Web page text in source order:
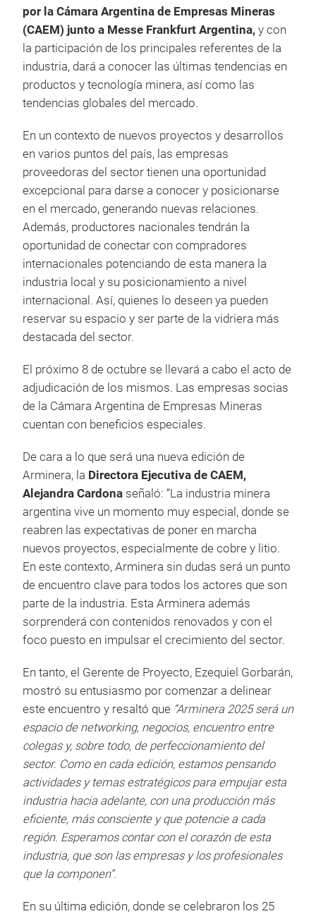
por la Cámara Argentina de Empresas Mineras
(CAEM) junto a Messe Frankfurt Argentina, y con
la participación de los principales referentes de la
industria, dará a conocer las últimas tendencias en
productos y tecnología minera, así como las
tendencias globales del mercado.
En un contexto de nuevos proyectos y desarrollos
en varios puntos del país, las empresas
proveedoras del sector tienen una oportunidad
excepcional para darse a conocer y posicionarse
en el mercado, generando nuevas relaciones.
Además, productores nacionales tendrán la
oportunidad de conectar con compradores
internacionales potenciando de esta manera la
industria local y su posicionamiento a nivel
internacional. Así, quienes lo deseen ya pueden
reservar su espacio y ser parte de la vidriera más
destacada del sector.
El próximo 8 de octubre se llevará a cabo el acto de
adjudicación de los mismos. Las empresas socias
de la Cámara Argentina de Empresas Mineras
cuentan con beneficios especiales.
De cara a lo que será una nueva edición de
Arminera, la Directora Ejecutiva de CAEM,
Alejandra Cardona señaló: “La industria minera
argentina vive un momento muy especial, donde se
reabren las expectativas de poner en marcha
nuevos proyectos, especialmente de cobre y litio.
En este contexto, Arminera sin dudas será un punto
de encuentro clave para todos los actores que son
parte de la industria. Esta Arminera además
sorprenderá con contenidos renovados y con el
foco puesto en impulsar el crecimiento del sector.
En tanto, el Gerente de Proyecto, Ezequiel Gorbarán,
mostró su entusiasmo por comenzar a delinear
este encuentro y resaltó que “Arminera 2025 será un
espacio de networking, negocios, encuentro entre
colegas y, sobre todo, de perfeccionamiento del
sector. Como en cada edición, estamos pensando
actividades y temas estratégicos para empujar esta
industria hacia adelante, con una producción más
eficiente, más consciente y que potencie a cada
región. Esperamos contar con el corazón de esta
industria, que son las empresas y los profesionales
que la componen”.
En su última edición, donde se celebraron los 25